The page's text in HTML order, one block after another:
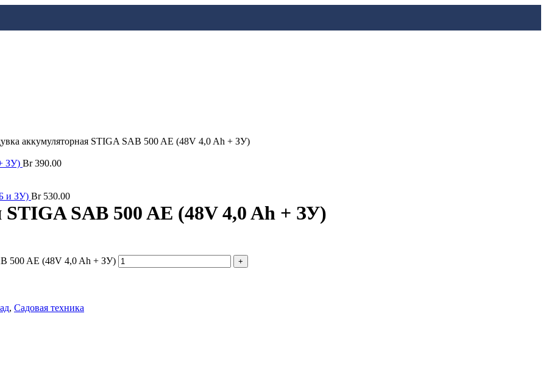
аккумуляторная STIGA SAB 500 AE (48V 4,0 Ah + ЗУ)
ЗУ) Br390.00
и ЗУ) Br530.00
SAB 500 AE (48V 4,0 Ah + ЗУ)
500 AE (48V 4,0 Ah + ЗУ)
, Садовая техника